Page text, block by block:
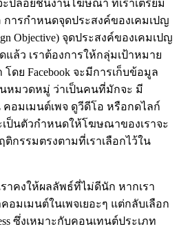
ปล่อยชิ้นงานโฆษณา ที่เราเตรียม
ารกำหนดจุดประสงค์ของเคมเปญ
Objective) จุดประสงค์ของเคมเปญ
ล้ว เราต้องการให้กลุ่มเป้าหมาย
ดย Facebook จะมีการเก็บข้อมูล
หมวดหมู่ ว่าเป็นคนที่มักจะ มี
คอมเมนต์เพจ ดูวีดีโอ หรือกดไลก์
เป็นตัวกำหนดให้โฆษณาของเราจะ
กรรมตรงตามที่เราเลือกไว้ใน
ราคงให้ผลลัพธ์ที่ไม่ดีนัก หากเรา
อมเมนต์ในเพจเยอะๆ แต่กลับเลือก
ซึ่งเหมาะกับคอนเทนต์ประเภท